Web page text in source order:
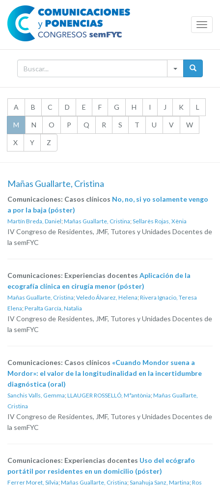
A B C D E F G H I J K L
M N O P Q R S T U V W
X Y Z
Mañas Guallarte, Cristina
Comunicaciones: Casos clínicos No, no, si yo solamente vengo
a por la baja (póster)
Martín Breda, Daniel; Mañas Guallarte, Cristina; Sellarès Rojas, Xènia
IV Congreso de Residentes, JMF, Tutores y Unidades Docentes de
la semFYC
Comunicaciones: Experiencias docentes Aplicación de la
ecografía clínica en cirugía menor (póster)
Mañas Guallarte, Cristina; Veledo Álvarez, Helena; Rivera Ignacio, Teresa
Elena; Peralta García, Natalia
IV Congreso de Residentes, JMF, Tutores y Unidades Docentes de
la semFYC
Comunicaciones: Casos clínicos «Cuando Mondor suena a
Mordor»: el valor de la longitudinalidad en la incertidumbre
diagnóstica (oral)
Sanchis Valls, Gemma; LLAUGER ROSSELLÓ, Mªantònia; Mañas Guallarte,
Cristina
IV Congreso de Residentes, JMF, Tutores y Unidades Docentes de
la semFYC
Comunicaciones: Experiencias docentes Uso del ecógrafo
portátil por residentes en un domicilio (póster)
Ferrer Moret, Sílvia; Mañas Guallarte, Cristina; Sanahuja Sanz, Martina; Ros